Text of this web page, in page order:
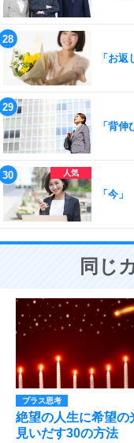
「お返
「背伸
「今」
同じ
プラス思考
絶望の人生に希望の
見いだす30の方法